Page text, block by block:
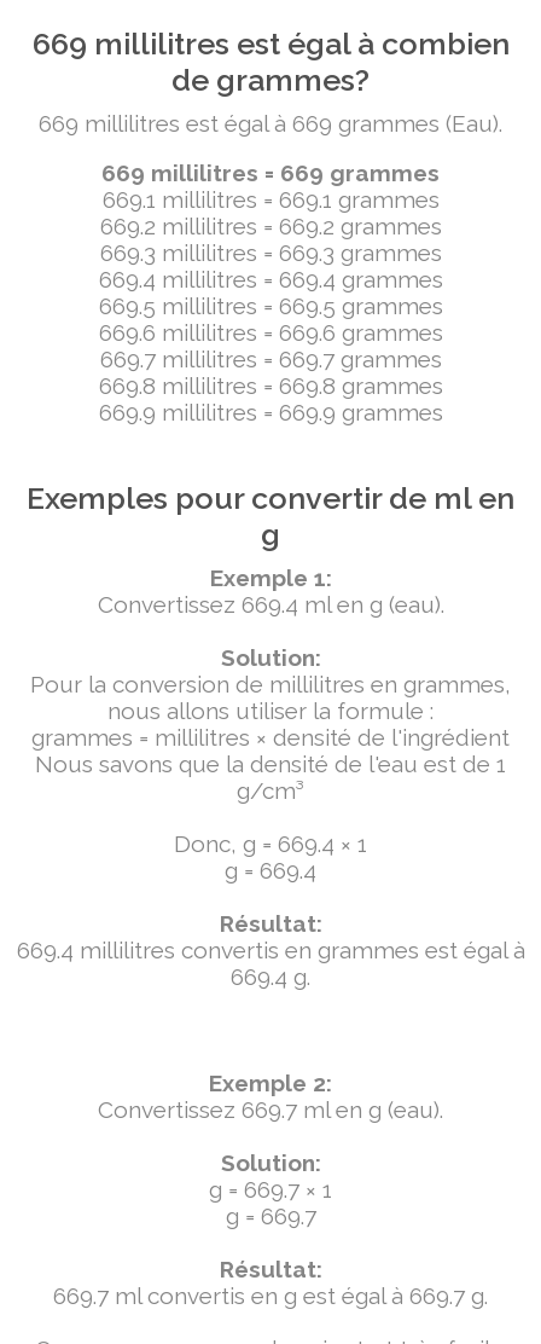
669 millilitres est égal à combien
de grammes?
669 millilitres est égal à 669 grammes (Eau).
669 millilitres = 669 grammes
669.1 millilitres = 669.1 grammes
669.2 millilitres = 669.2 grammes
669.3 millilitres = 669.3 grammes
669.4 millilitres = 669.4 grammes
669.5 millilitres = 669.5 grammes
669.6 millilitres = 669.6 grammes
669.7 millilitres = 669.7 grammes
669.8 millilitres = 669.8 grammes
669.9 millilitres = 669.9 grammes
Exemples pour convertir de ml en
g
Exemple 1:
Convertissez 669.4 ml en g (eau).
Solution:
Pour la conversion de millilitres en grammes,
nous allons utiliser la formule :
grammes = millilitres × densité de l'ingrédient
Nous savons que la densité de l'eau est de 1
g/cm³
Donc, g = 669.4 × 1
g = 669.4
Résultat:
669.4 millilitres convertis en grammes est égal à
669.4 g.
Exemple 2:
Convertissez 669.7 ml en g (eau).
Solution:
g = 669.7 × 1
g = 669.7
Résultat:
669.7 ml convertis en g est égal à 669.7 g.